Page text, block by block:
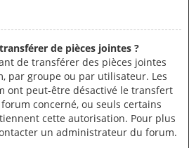
de pièces jointes ?
de transférer des pièces jointes
par groupe ou par utilisateur. Les
ont peut-être désactivé le transfert
concerné, ou seuls certains
cette autorisation. Pour plus
un administrateur du forum.